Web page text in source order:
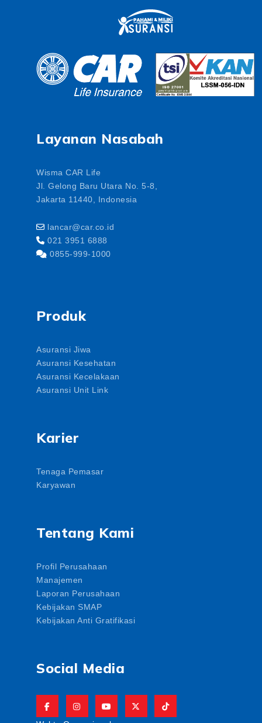
Layanan Nasabah
Wisma CAR Life
Jl. Gelong Baru Utara No. 5-8,
Jakarta 11440, Indonesia
lancar@car.co.id
021 3951 6888
0855-999-1000
Produk
Asuransi Jiwa
Asuransi Kesehatan
Asuransi Kecelakaan
Asuransi Unit Link
Karier
Tenaga Pemasar
Karyawan
Tentang Kami
Profil Perusahaan
Manajemen
Laporan Perusahaan
Kebijakan SMAP
Kebijakan Anti Gratifikasi
Social Media